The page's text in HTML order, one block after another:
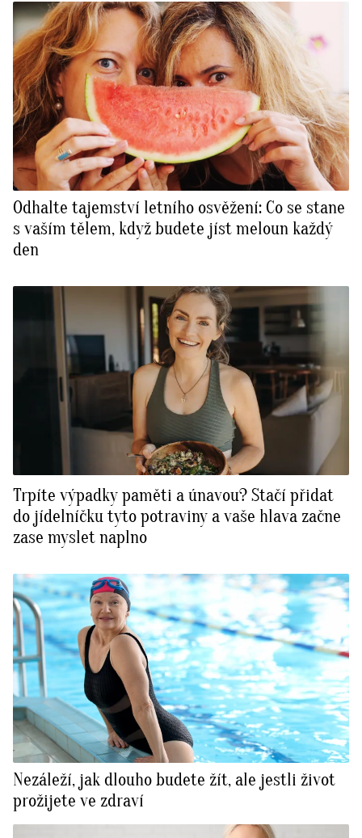
Odhalte tajemství letního osvěžení: Co se stane
s vaším tělem, když budete jíst meloun každý
den
Trpíte výpadky paměti a únavou? Stačí přidat
do jídelníčku tyto potraviny a vaše hlava začne
zase myslet naplno
Nezáleží, jak dlouho budete žít, ale jestli život
prožijete ve zdraví